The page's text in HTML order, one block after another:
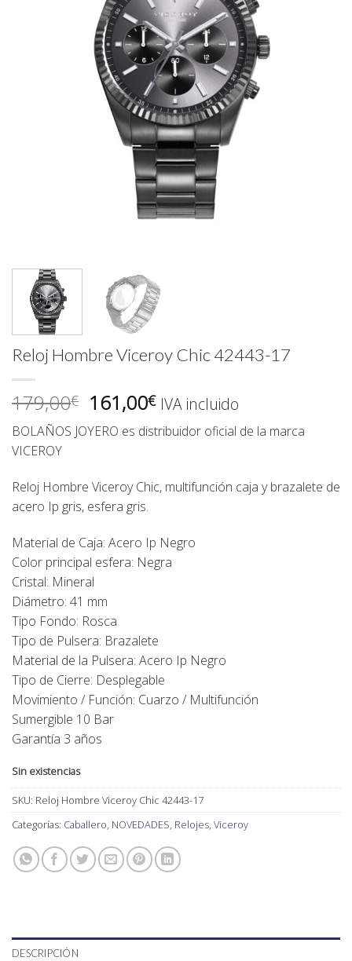
Reloj Hombre Viceroy Chic 42443-17
179,00€ El
precio
original
179,00€.
161,00€El
precio
actual
161,00€.
IVA incluido
BOLAÑOS JOYERO es distribuidor oficial de la marca
VICEROY
Reloj Hombre Viceroy Chic, multifunción caja y brazalete de
acero Ip gris, esfera gris.
Material de Caja: Acero Ip Negro
Color principal esfera: Negra
Cristal: Mineral
Diámetro: 41 mm
Tipo Fondo: Rosca
Tipo de Pulsera: Brazalete
Material de la Pulsera: Acero Ip Negro
Tipo de Cierre: Desplegable
Movimiento / Función: Cuarzo / Multifunción
Sumergible 10 Bar
Garantía 3 años
Sin existencias
SKU: Reloj Hombre Viceroy Chic 42443-17
Categorías: Caballero, NOVEDADES, Relojes, Viceroy
DESCRIPCIÓN